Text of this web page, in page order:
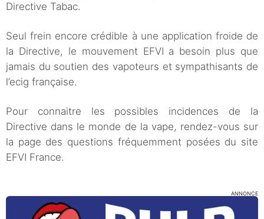
Directive Tabac.
Seul frein encore crédible à une application froide de
la Directive, le mouvement EFVI a besoin plus que
jamais du soutien des vapoteurs et sympathisants de
l’ecig française.
Pour connaitre les possibles incidences de la
Directive dans le monde de la vape, rendez-vous sur
la page des questions fréquemment posées du site
EFVI France.
ANNONCE